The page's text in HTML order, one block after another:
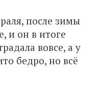
после зимы
и он в итоге
вовсе, а у
бедро, но всё